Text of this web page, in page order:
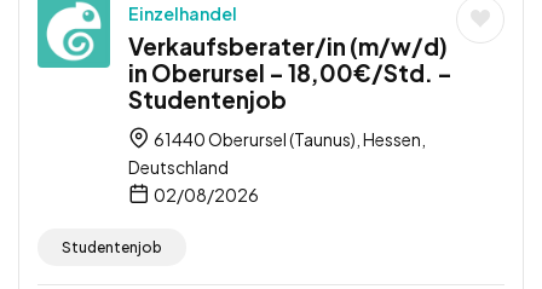
Einzelhandel
Verkaufsberater/in (m/w/d)
in Oberursel – 18,00€/Std. –
Studentenjob
61440 Oberursel (Taunus), Hessen,
Deutschland
02/08/2026
Studentenjob